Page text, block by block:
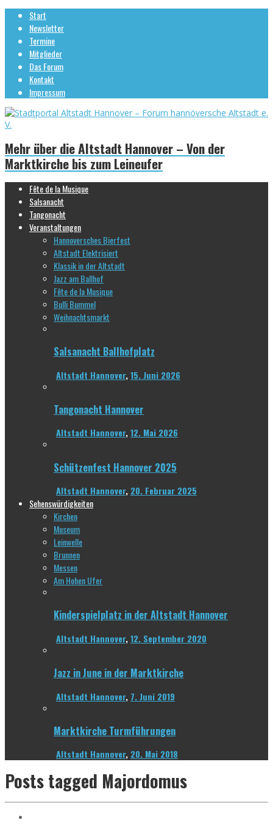
Start
Newsletter
Termine
Mitglieder
Das Forum
Kontakt
Impressum
Mehr über die Altstadt Hannover – Von der
Marktkirche bis zum Leineufer
Fête de la Musique
Salsanacht
Tangonacht
Veranstaltungen
Hannoversches Bierfest
Altstadt Elektrisiert
Klassik in der Altstadt
Jazz am Ballhof
Fête de la Musique
Bulli Bummel
Weihnachtsmarkt
Salsanacht Ballhofplatz
Altstadt Hannover,15. Juni 2026
Tangonacht Hannover
Altstadt Hannover,12. Mai 2026
Schützenfest Hannover 2025
Altstadt Hannover, 20. Februar 2025
Sehenswürdigkeiten
Kirchen
Museum
Leinwelle
Brunnen
Messen
Am Hohen Ufer
Kinderspielplatz in der Altstadt Hannover
Altstadt Hannover,12. September 2020
Jazz in June in der Marktkirche
Altstadt Hannover, 7. Juni 2019
Marktkirche Turmführungen
Altstadt Hannover, 20. Mai 2018
Posts tagged Majordomus